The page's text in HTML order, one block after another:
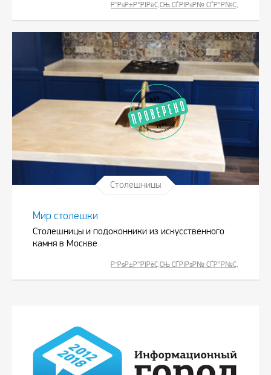
Р”РѕР±Р°РІРёС‚СЊ СЃРІРѕР№ СЃР°Р№С‚
Столешницы
Мир столешки
Столешницы и подоконники из искусственного
камня в Москве
Р”РѕР±Р°РІРёС‚СЊ СЃРІРѕР№ СЃР°Р№С‚